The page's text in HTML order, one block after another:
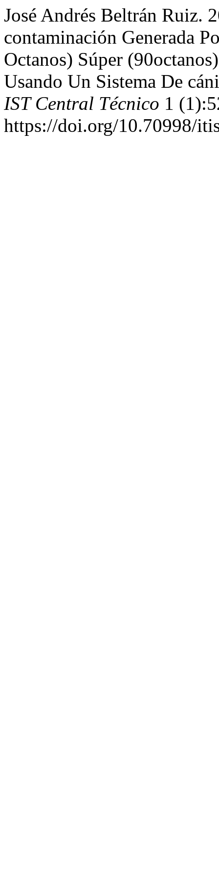
José Andrés Beltrán Ruiz.
contaminación Generada
Octanos) Súper
Usando Un Sistema De
IST Central Técnico 1
https://doi.org/10.70998/